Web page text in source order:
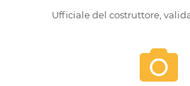
Ufficiale del costruttore,